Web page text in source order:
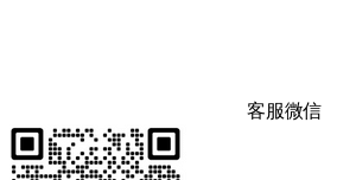
客服微信